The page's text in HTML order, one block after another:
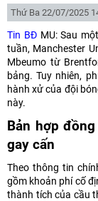
Thứ Ba 22/07/2025
Tin BĐMU: Sau
tuần, Manchester
Mbeumo từ
bảng. Tuy nhiên,
hành xử của đội
này.
Bản hợp
gay cấn
Theo thông tin
gồm khoản phí cố
thành tích của cầu
KQBD
Blog bóng đá
Lịch sử đối đầu
Xem tuổi hợp